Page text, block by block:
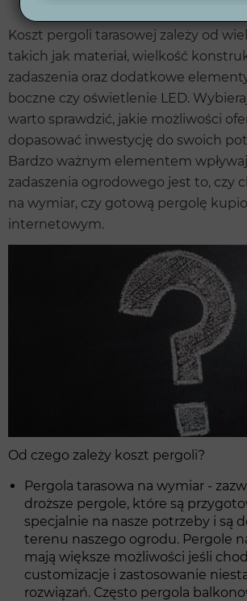
Koszt pergoli tarasowej zależy od
takich jak materiał, wielkość
zadaszenia oraz dodatkowe
boczne czy oświetlenie LED.
warto sprawdzić, jakie możliwości
dopasować inwestycję do swoich
Bardzo ważnym elementem
zadaszenia ogrodowego jest to, czy
na wymiar, czy gotową pergolę
internetowym.
Od czego zależy koszt pergoli?
Pergola tarasowa na wymiar -
droższe pergole, które są
specjalnie na nasze potrzeby i są
terenu naszego ogrodu. Pergole
mają większe możliwości jeśli
customizacje i zastosowanie
rozwiązań. Często pergola